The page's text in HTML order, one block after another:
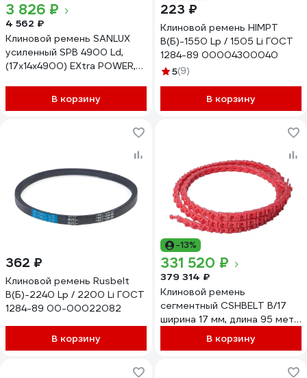
3 826 ₽
4 562 ₽
Клиновой ремень SANLUX
усиленный SPB 4900 Ld,
(17x14x4900) EXtra POWER,
В корзину
223 ₽
Клиновой ремень HIMPT
В(Б)-1550 Lp / 1505 Li ГОСТ
1284-89 00004300040
5(9)
В корзину
362 ₽
Клиновой ремень Rusbelt
В(Б)-2240 Lp / 2200 Li ГОСТ
1284-89 00-00022082
В корзину
-13%
331 520 ₽
379 314 ₽
Клиновой ремень
сегментный CSHBELT B/17
ширина 17 мм, длина 95 метр
95B17REDPTВ корзину